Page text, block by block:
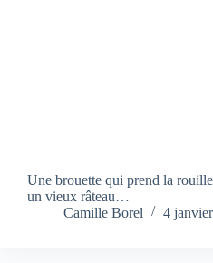
Une brouette qui prend la
un vieux râteau…
Camille Borel
4